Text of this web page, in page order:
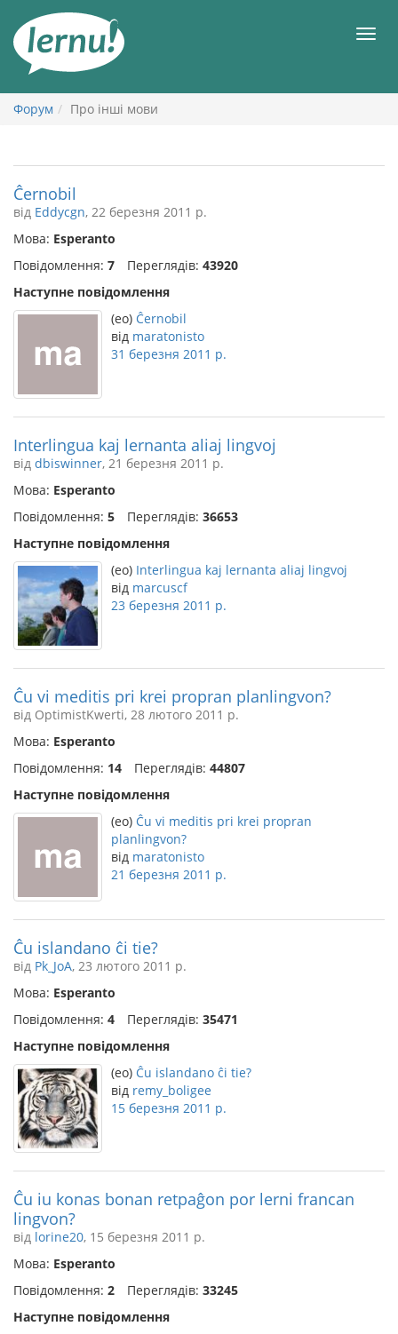
змісту
Форум Про інші мови
Ĉernobil
від Eddycgn, 22 березня 2011 р.
Мова: Esperanto
Повідомлення: 7 Переглядів: 43920
Наступне повідомлення
(eo) Ĉernobil
від maratonisto
31 березня 2011 р.
Interlingua kaj lernanta aliaj lingvoj
від dbiswinner, 21 березня 2011 р.
Мова: Esperanto
Повідомлення: 5 Переглядів: 36653
Наступне повідомлення
(eo) Interlingua kaj lernanta aliaj lingvoj
від marcuscf
23 березня 2011 р.
Ĉu vi meditis pri krei propran planlingvon?
від OptimistKwerti, 28 лютого 2011 р.
Мова: Esperanto
Повідомлення: 14 Переглядів: 44807
Наступне повідомлення
(eo) Ĉu vi meditis pri krei propran
planlingvon?
від maratonisto
21 березня 2011 р.
Ĉu islandano ĉi tie?
від Pk_JoA, 23 лютого 2011 р.
Мова: Esperanto
Повідомлення: 4 Переглядів: 35471
Наступне повідомлення
(eo) Ĉu islandano ĉi tie?
від remy_boligee
15 березня 2011 р.
Ĉu iu konas bonan retpaĝon por lerni francan
lingvon?
від lorine20, 15 березня 2011 р.
Мова: Esperanto
Повідомлення: 2 Переглядів: 33245
Наступне повідомлення